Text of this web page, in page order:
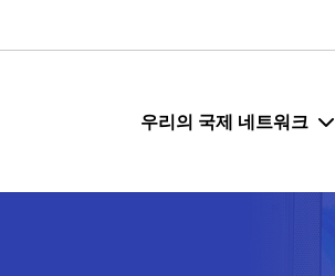
우리의 국제 네트워크